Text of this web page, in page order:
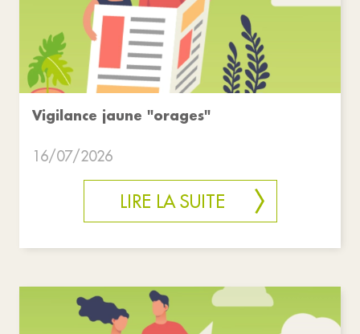
Vigilance jaune "orages"
16/07/2026
LIRE LA SUITE